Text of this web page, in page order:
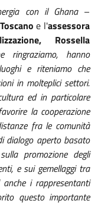
con il Ghana –
e l'assessora
Rossella
ringraziamo, hanno
e riteniamo che
in molteplici settori.
ed in particolare
la cooperazione
fra le comunità
dialogo aperto basato
promozione degli
e sui gemellaggi tra
i rappresentanti
questo importante